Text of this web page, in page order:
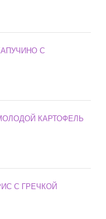
С
КАРТОФЕЛЬ
С ГРЕЧКОЙ